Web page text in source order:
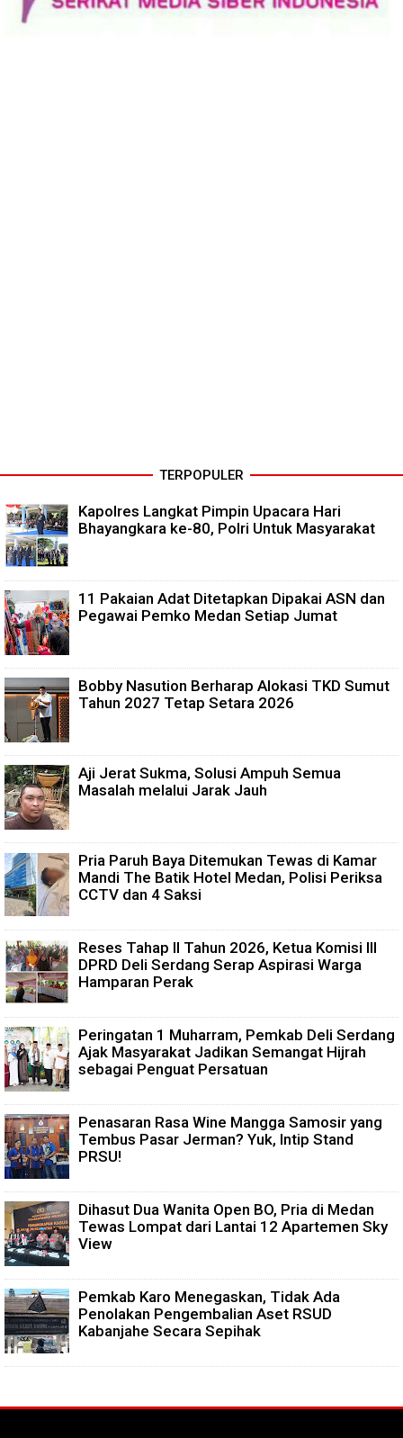
TERPOPULER
Kapolres Langkat Pimpin Upacara Hari
Bhayangkara ke-80, Polri Untuk Masyarakat
11 Pakaian Adat Ditetapkan Dipakai ASN dan
Pegawai Pemko Medan Setiap Jumat
Bobby Nasution Berharap Alokasi TKD Sumut
Tahun 2027 Tetap Setara 2026
Aji Jerat Sukma, Solusi Ampuh Semua
Masalah melalui Jarak Jauh
Pria Paruh Baya Ditemukan Tewas di Kamar
Mandi The Batik Hotel Medan, Polisi Periksa
CCTV dan 4 Saksi
Reses Tahap II Tahun 2026, Ketua Komisi III
DPRD Deli Serdang Serap Aspirasi Warga
Hamparan Perak
Peringatan 1 Muharram, Pemkab Deli Serdang
Ajak Masyarakat Jadikan Semangat Hijrah
sebagai Penguat Persatuan
Penasaran Rasa Wine Mangga Samosir yang
Tembus Pasar Jerman? Yuk, Intip Stand
PRSU!
Dihasut Dua Wanita Open BO, Pria di Medan
Tewas Lompat dari Lantai 12 Apartemen Sky
View
Pemkab Karo Menegaskan, Tidak Ada
Penolakan Pengembalian Aset RSUD
Kabanjahe Secara Sepihak